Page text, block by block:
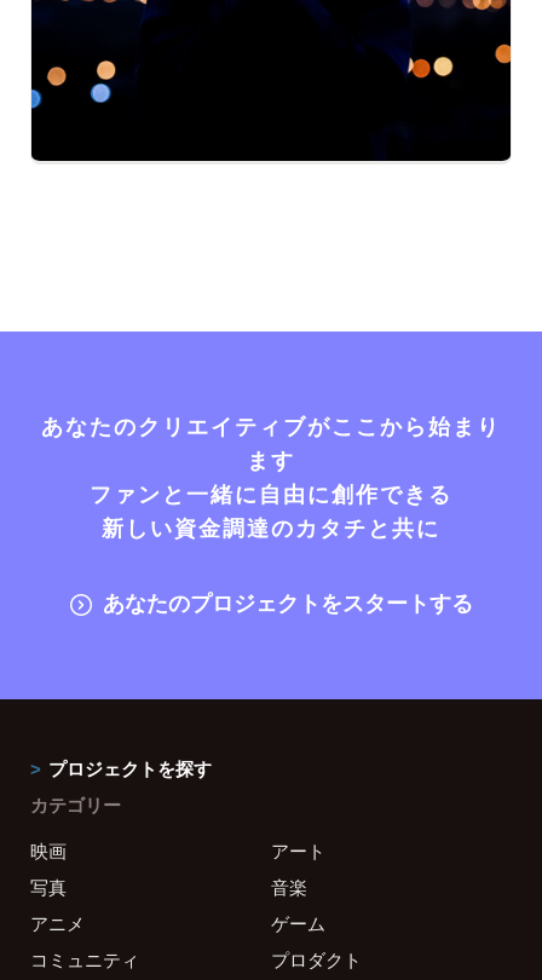
あなたのクリエイティブがここから始まり
ます
ファンと一緒に自由に創作できる
新しい資金調達のカタチと共に
あなたのプロジェクトをスタートする
プロジェクトを探す
カテゴリー
映画
アート
写真
音楽
アニメ
ゲーム
コミュニティ
プロダクト